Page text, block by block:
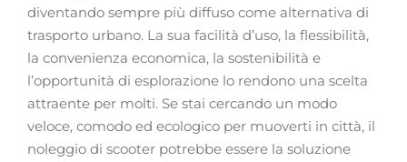
diventando sempre più diffuso come alternativa di
trasporto urbano. La sua facilità d’uso, la flessibilità,
la convenienza economica, la sostenibilità e
l’opportunità di esplorazione lo rendono una scelta
attraente per molti. Se stai cercando un modo
veloce, comodo ed ecologico per muoverti in città, il
noleggio di scooter potrebbe essere la soluzione